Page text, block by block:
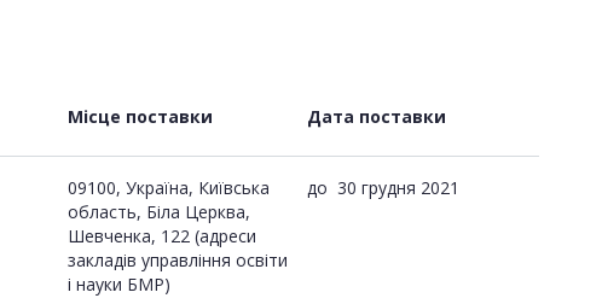
Місце поставки Дата поставки
09100, Україна, Київська
область, Біла Церква,
Шевченка, 122 (адреси
закладів управління освіти
і науки БМР)
до 30 грудня 2021